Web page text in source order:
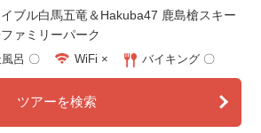
ブル白馬五竜＆Hakuba47 鹿島槍スキー
ァミリーパーク
風呂 〇 WiFi × バイキング 〇
ツアーを検索